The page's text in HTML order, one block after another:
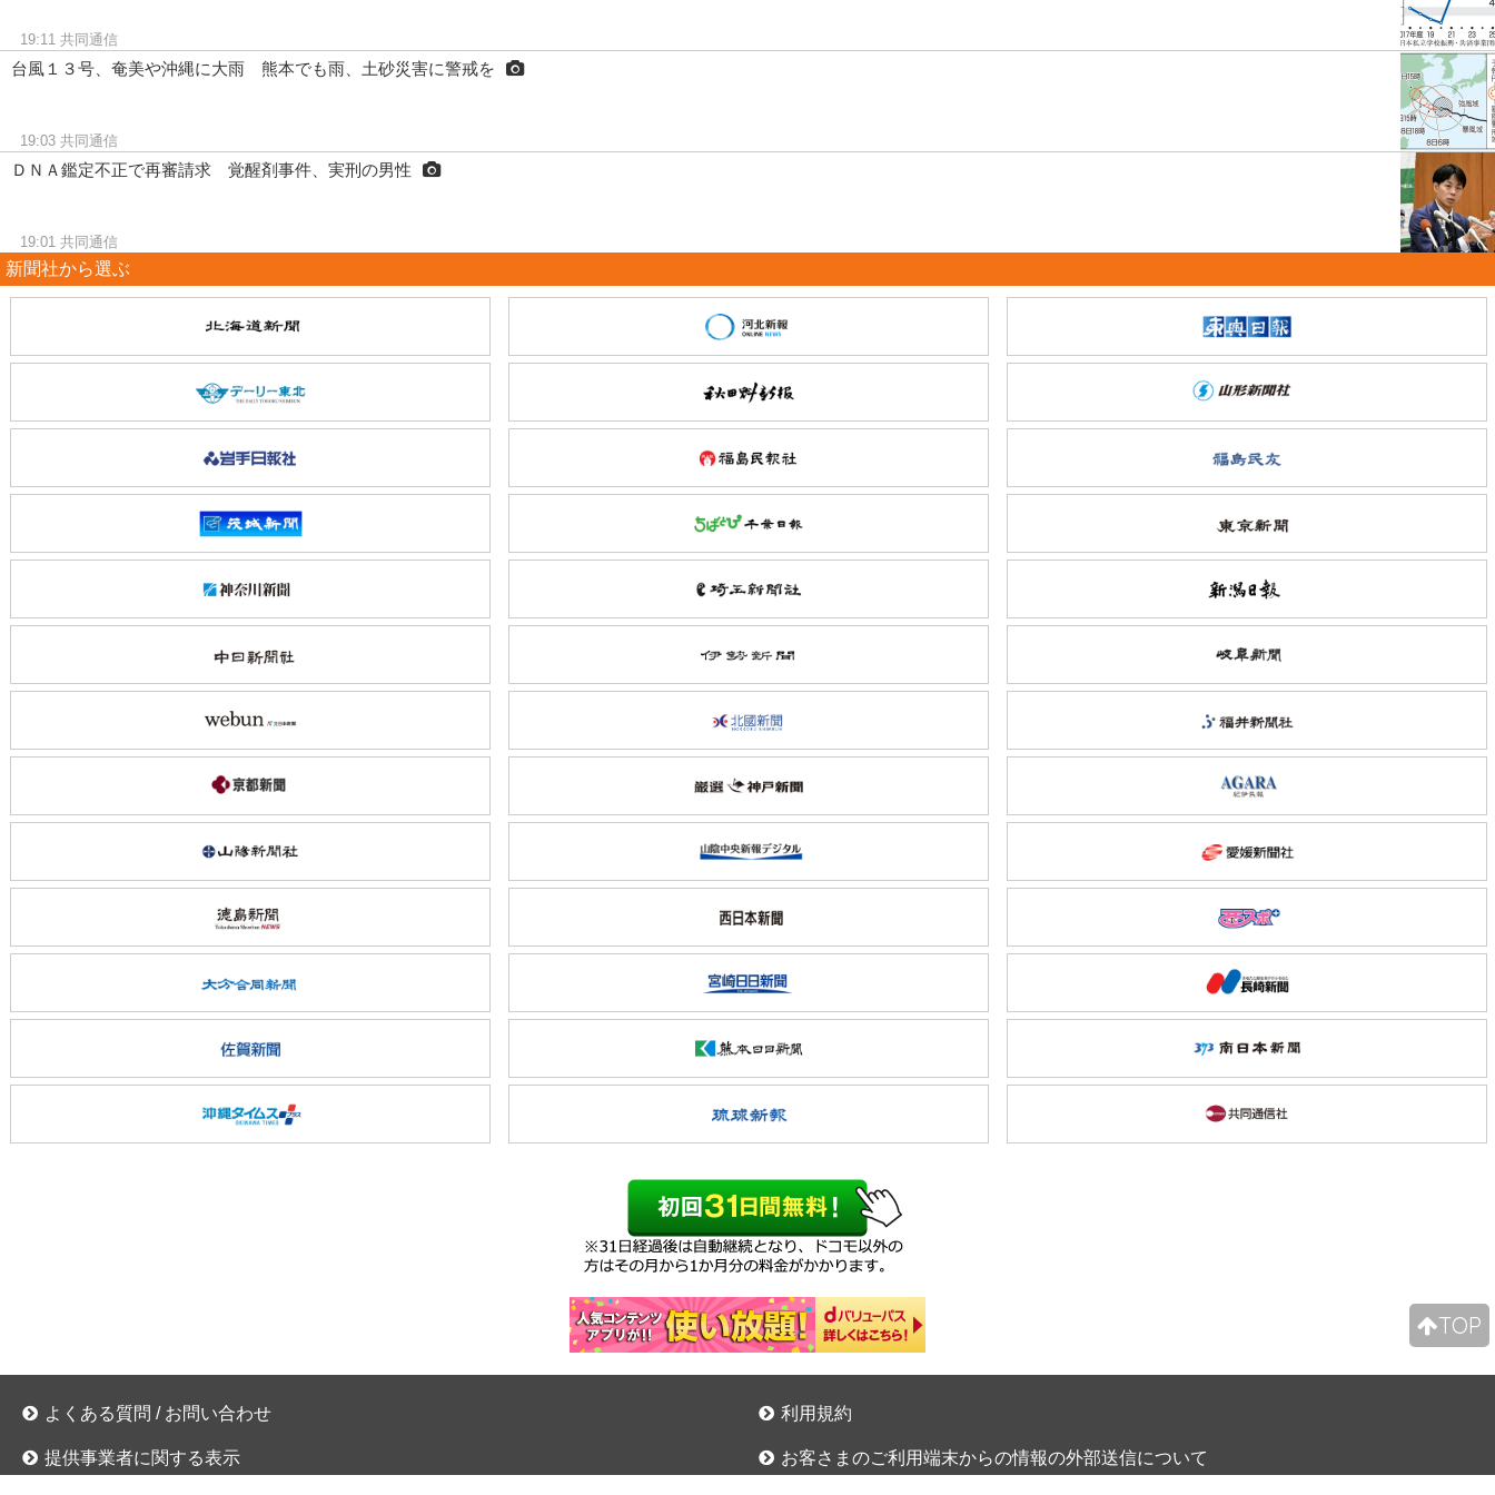
19:11 共同通信
台風１３号、奄美や沖縄に大雨 熊本でも雨、土砂災害に警戒を
19:03 共同通信
ＤＮＡ鑑定不正で再審請求 覚醒剤事件、実刑の男性
19:01 共同通信
新聞社から選ぶ
よくある質問 / お問い合わせ 利用規約
提供事業者に関する表示 お客さまのご利用端末からの情報の外部送信について